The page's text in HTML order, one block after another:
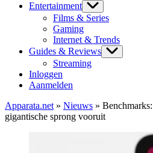
Entertainment
Films & Series
Gaming
Internet & Trends
Guides & Reviews
Streaming
Inloggen
Aanmelden
Apparata.net » Nieuws »
gigantische sprong vooruit